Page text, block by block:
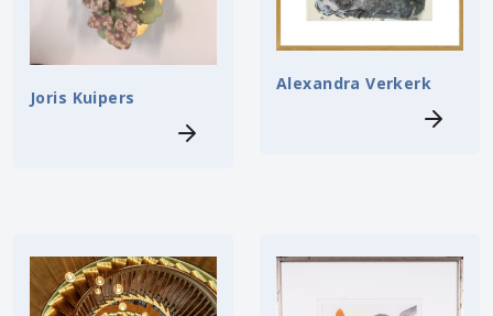
Joris Kuipers
Alexandra Verkerk